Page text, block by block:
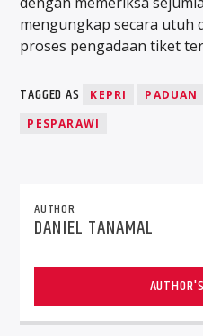
mengungkap secara utuh
proses pengadaan tiket
TAGGED AS KEPRI
PADUAN
PESPARAWI
AUTHOR
DANIEL TANAMAL